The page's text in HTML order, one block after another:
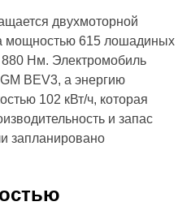
двухмоторной
мощностью 615 лошадиных
Нм. Электромобиль
BEV3, а энергию
102 кВт/ч, которая
и запас
запланировано